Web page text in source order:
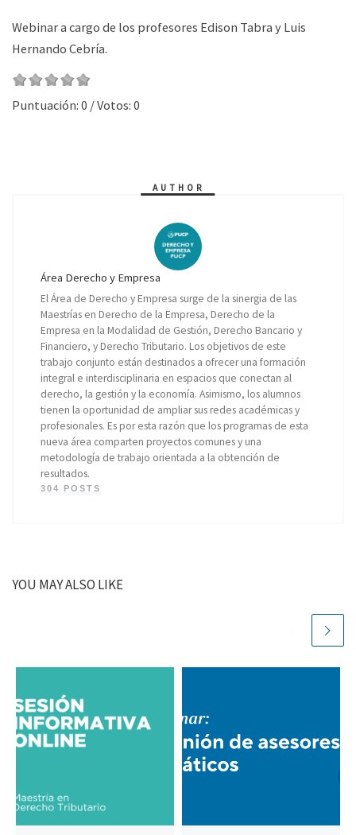
Webinar a cargo de los profesores Edison Tabra y Luis
Hernando Cebría.
Puntuación: 0 / Votos: 0
AUTHOR
Área Derecho y Empresa
El Área de Derecho y Empresa surge de la sinergia de las
Maestrías en Derecho de la Empresa, Derecho de la
Empresa en la Modalidad de Gestión, Derecho Bancario y
Financiero, y Derecho Tributario. Los objetivos de este
trabajo conjunto están destinados a ofrecer una formación
integral e interdisciplinaria en espacios que conectan al
derecho, la gestión y la economía. Asimismo, los alumnos
tienen la oportunidad de ampliar sus redes académicas y
profesionales. Es por esta razón que los programas de esta
nueva área comparten proyectos comunes y una
metodología de trabajo orientada a la obtención de
resultados.
304 POSTS
YOU MAY ALSO LIKE